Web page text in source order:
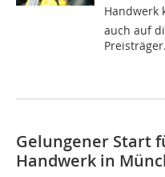
auch auf
Gelungener Start
Handwerk in